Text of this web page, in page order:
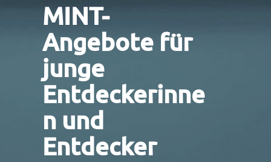
MINT-
Angebote für
junge
Entdeckerinne
n und
Entdecker